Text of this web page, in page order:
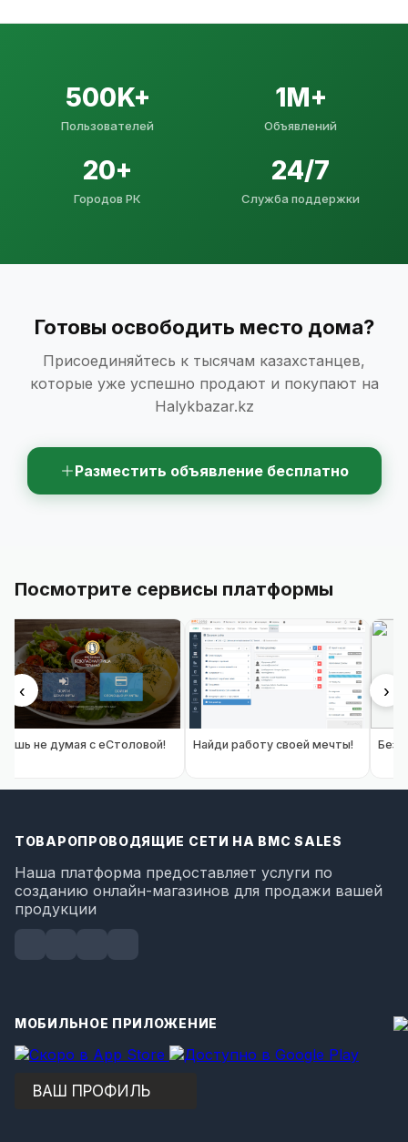
500K+
Пользователей
1M+
Объявлений
20+
Городов РК
24/7
Служба поддержки
Готовы освободить место дома?
Присоединяйтесь к тысячам казахстанцев,
которые уже успешно продают и покупают на
Halykbazar.kz
Разместить объявление бесплатно
Посмотрите сервисы платформы
‹
Ешь не думая с eСтоловой! Найди работу своей мечты!
›
ТОВАРОПРОВОДЯЩИЕ СЕТИ НА BMC SALES
Наша платформа предоставляет услуги по
созданию онлайн-магазинов для продажи вашей
продукции
МОБИЛЬНОЕ ПРИЛОЖЕНИЕ
ВАШ ПРОФИЛЬ